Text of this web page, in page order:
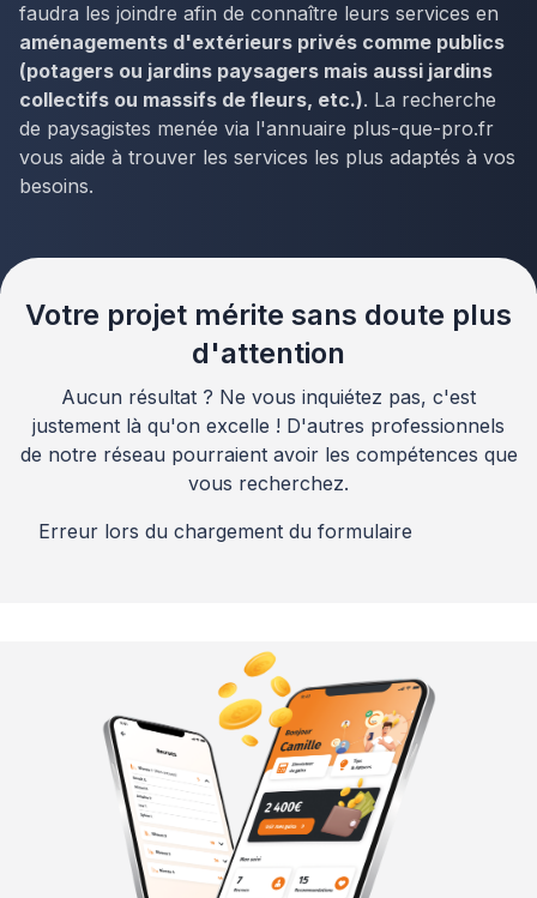
faudra les joindre afin de connaître leurs services en
aménagements d'extérieurs privés comme publics
(potagers ou jardins paysagers mais aussi jardins
collectifs ou massifs de fleurs, etc.). La recherche
de paysagistes menée via l'annuaire plus-que-pro.fr
vous aide à trouver les services les plus adaptés à vos
besoins.
Votre projet mérite sans doute plus
d'attention
Aucun résultat ? Ne vous inquiétez pas, c'est
justement là qu'on excelle ! D'autres professionnels
de notre réseau pourraient avoir les compétences que
vous recherchez.
Erreur lors du chargement du formulaire